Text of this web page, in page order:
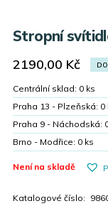
Stropní
2190,00 Kč
Centrální sklad: 0 ks
Praha 13 - Plzeňská: 0
Praha 9 - Náchodská:
Brno - Modřice: 0 ks
Není na skladě
Katalogové číslo: